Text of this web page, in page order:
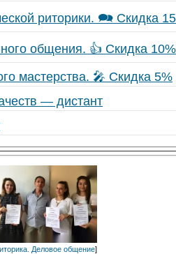
риторики. 🗪 Скидка
общения. 👍 Скидка 10%
мастерства. 🎤 Скидка 5%
— дистант
Деловое общение]